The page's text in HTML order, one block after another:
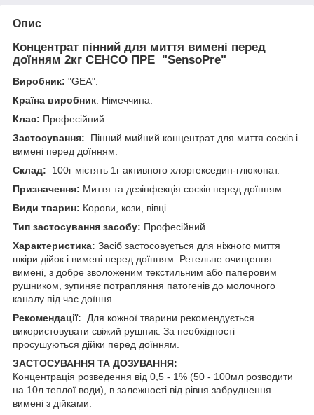
Опис
Концентрат пінний для миття вимені перед
доїнням 2кг СЕНСО ПРЕ "SensoPre"
Виробник: "GEA".
Країна виробник: Німеччина.
Клас: Професійний.
Застосування:
Пінний мийний концентрат для миття сосків і
вимені перед доїнням.
Склад:
100г містять 1г активного хлоргекседин-глюконат.
Призначення: Миття та дезінфекція сосків перед доїнням.
Види тварин: Корови, кози, вівці.
Тип застосування засобу: Професійний.
Характеристика: Засіб застосовується для ніжного миття
шкіри дійок і вимені перед доїнням. Ретельне очищення
вимені, з добре зволоженим текстильним або паперовим
рушником, зупиняє потрапляння патогенів до молочного
каналу під час доїння.
Рекомендації:
Для кожної тварини рекомендується
використовувати свіжий рушник. За необхідності
просушуються дійки перед доїнням.
ЗАСТОСУВАННЯ ТА ДОЗУВАННЯ:
Концентрація розведення від 0,5 - 1% (50 - 100мл розводити
на 10л теплої води), в залежності від рівня забруднення
вимені з дійками.